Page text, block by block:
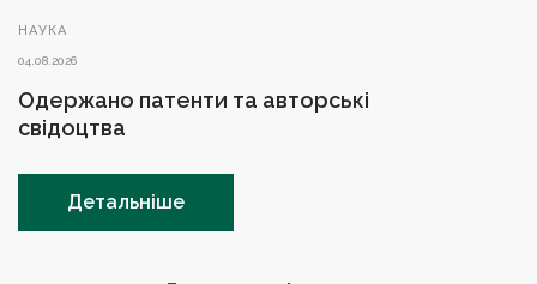
НАУКА
04.08.2026
Одержано патенти та авторські
свідоцтва
Детальніше